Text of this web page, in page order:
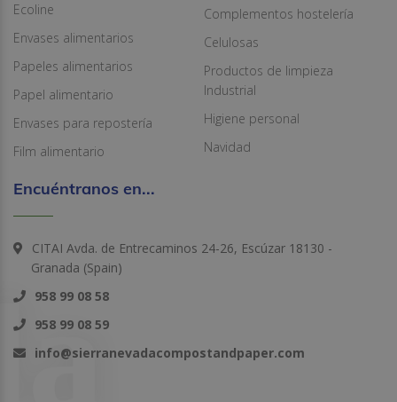
Ecoline
Envases alimentarios
Papeles alimentarios
Papel alimentario
Envases para repostería
Film alimentario
Complementos hostelería
Celulosas
Productos de limpieza
Industrial
Higiene personal
Navidad
Encuéntranos en...
CITAI Avda. de Entrecaminos 24-26, Escúzar 18130 -
Granada (Spain)
958 99 08 58
958 99 08 59
info@sierranevadacompostandpaper.com